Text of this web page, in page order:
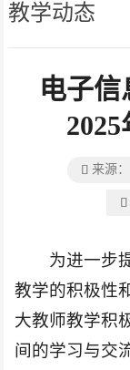
教学动态
电子
 来源：

为进一步
教学的积极性
大教师教学积
间的学习与交